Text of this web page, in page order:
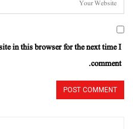
in this browser for the next time I
comment.